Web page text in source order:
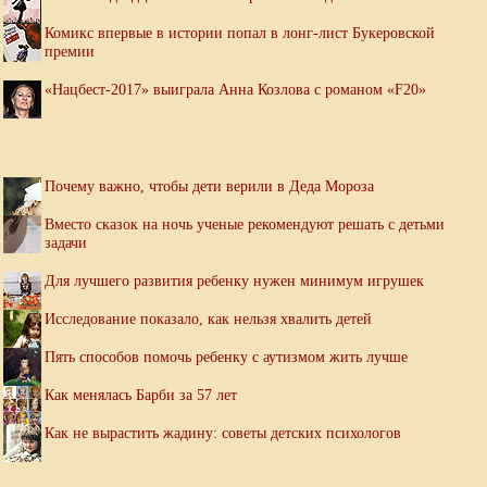
Комикс впервые в истории попал в лонг-лист Букеровской
премии
«Нацбест-2017» выиграла Анна Козлова с романом «F20»
Почему важно, чтобы дети верили в Деда Мороза
Вместо сказок на ночь ученые рекомендуют решать с детьми
задачи
Для лучшего развития ребенку нужен минимум игрушек
Исследование показало, как нельзя хвалить детей
Пять способов помочь ребенку с аутизмом жить лучше
Как менялась Барби за 57 лет
Как не вырастить жадину: советы детских психологов